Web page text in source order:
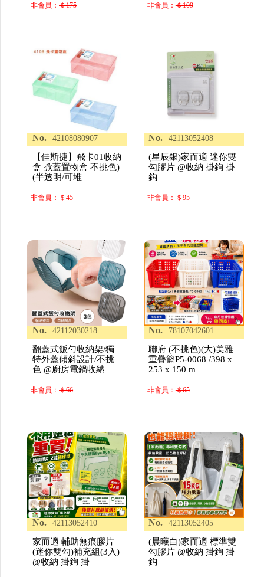
非會員：＄175 非會員：＄109
No. 42108080907
【佳斯捷】飛卡01收納
盒 掀蓋置物盒 不挑色)
(半透明/可堆
非會員：＄45
No. 42113052408
(星辰銀)家而適 迷你雙
勾膠片 @收納 掛鉤 掛
鈎
非會員：＄95
No. 42112030218
翻蓋式飯勺收納架/獨
特外蓋傾斜設計/不挑
色 @廚房電鍋收納
非會員：＄66
No. 78107042601
聯府 (不挑色)(大)美雅
重疊籃P5-0068 /398 x
253 x 150 m
非會員：＄65
No. 42113052410
家而適 輔助無痕膠片
(迷你雙勾)補充組(3入)
@收納 掛鉤 掛
No. 42113052405
(晨曦白)家而適 標準雙
勾膠片 @收納 掛鉤 掛
鈎